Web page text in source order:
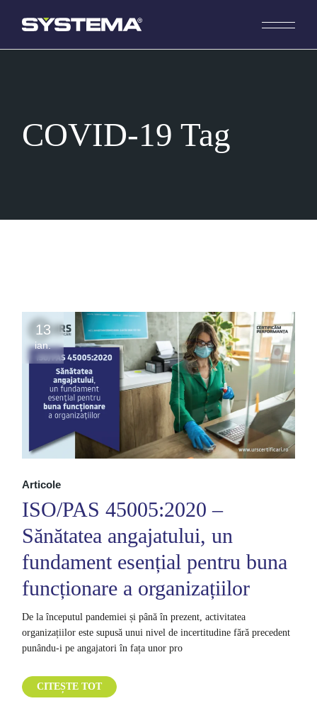
content
COVID-19 Tag
13
ian.
Articole
ISO/PAS 45005:2020 –
Sănătatea angajatului, un
fundament esențial pentru buna
funcționare a organizațiilor
De la începutul pandemiei și până în prezent, activitatea
organizațiilor este supusă unui nivel de incertitudine fără precedent
punându-i pe angajatori în fața unor pro
CITEȘTE TOT